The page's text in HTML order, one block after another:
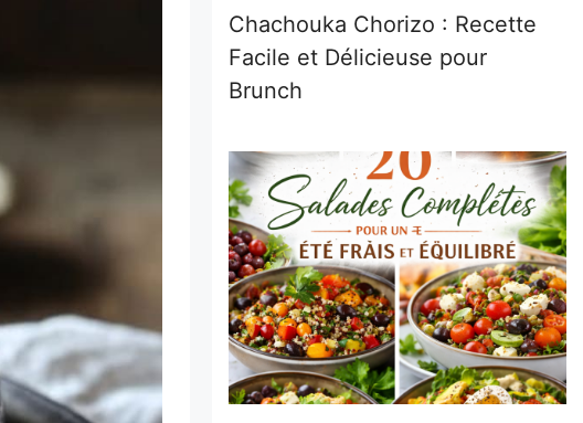
Chachouka Chorizo : Recette
Facile et Délicieuse pour
Brunch